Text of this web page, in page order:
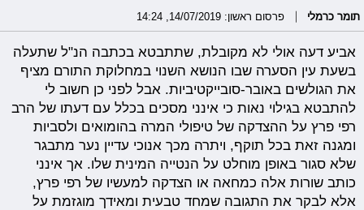
תומר כרמלי פרסום ראשון: 14/07/2019, 14:24
אביע דעה אולי לא מקובלת, שתתבטא בכתבה הנ"ל שתעלה
בשעת עין הסערה שבו הנושא השנוי במחלוקת התורם מציף
את הגולשים באובר-סובייקטיביות. אבל לפני כן חשוב לי
להתבטא בגילוי נאות כי אינני מסכים בכלל עם דעתו של הרב
רפי פרץ על ההצדקה של טיפולי המרה בהומואים ולסביות
ומגנה זאת בכל תוקף, ויתרה מכך אנוכי עדיין נער מתבגר
שלא סגור באופן מוחלט על הנטייה המינית שלו. אך אינני
כותב שורות אלה כמחאה או הצדקה למעשיו של רפי פרץ,
אלא לבקר את התגובה שמחד טבעית ומאידך מוגזמת על